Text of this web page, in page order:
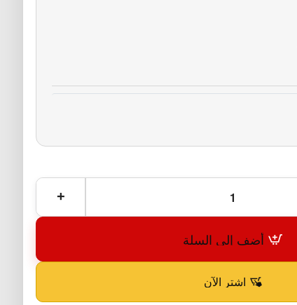
أضف إلى السلة
اشترِ الآن